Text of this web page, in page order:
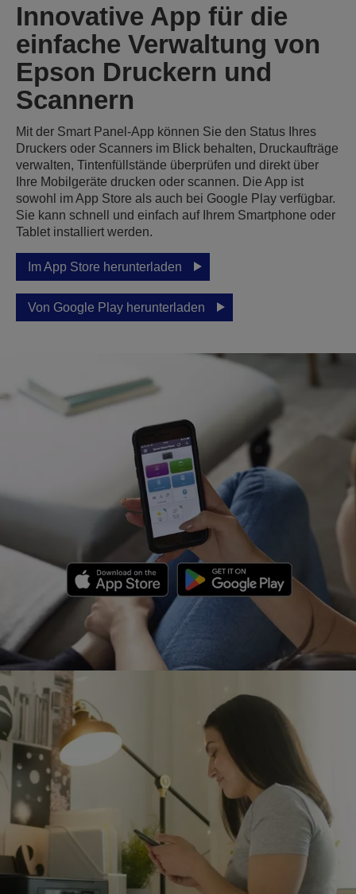
Innovative App für die
einfache Verwaltung von
Epson Druckern und
Scannern
Mit der Smart Panel-App können Sie den Status Ihres
Druckers oder Scanners im Blick behalten, Druckaufträge
verwalten, Tintenfüllstände überprüfen und direkt über
Ihre Mobilgeräte drucken oder scannen. Die App ist
sowohl im App Store als auch bei Google Play verfügbar.
Sie kann schnell und einfach auf Ihrem Smartphone oder
Tablet installiert werden.
Im App Store herunterladen
Von Google Play herunterladen